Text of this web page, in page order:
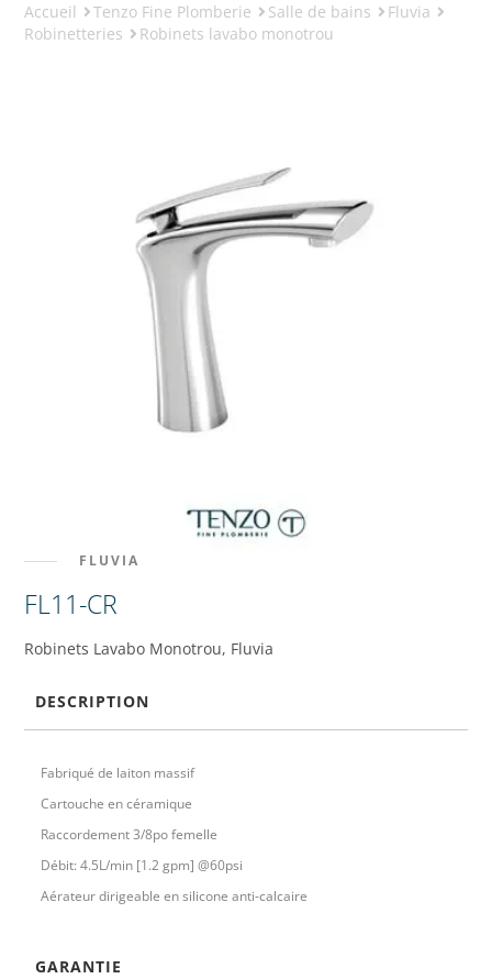
Accueil Tenzo Fine Plomberie Salle de bains
Fluvia
Robinetteries
Robinets lavabo monotrou
FLUVIA
FL11-CR
Robinets Lavabo Monotrou, Fluvia
DESCRIPTION
Fabriqué de laiton massif
Cartouche en céramique
Raccordement 3/8po femelle
Débit: 4.5L/min [1.2 gpm] @60psi
Aérateur dirigeable en silicone anti-calcaire
GARANTIE